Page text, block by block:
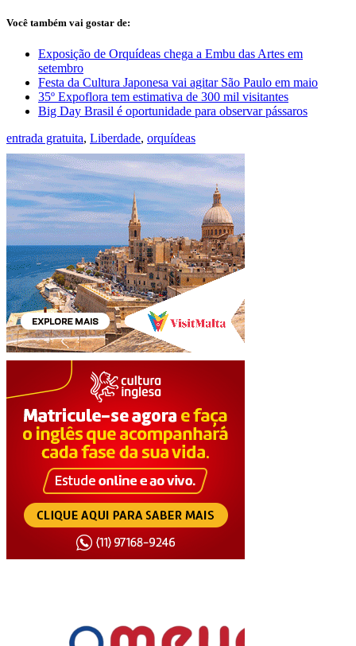
Você também vai gostar de:
Exposição de Orquídeas chega a Embu das Artes em
setembro
Festa da Cultura Japonesa vai agitar São Paulo em maio
35º Expoflora tem estimativa de 300 mil visitantes
Big Day Brasil é oportunidade para observar pássaros
entrada gratuita, Liberdade, orquídeas